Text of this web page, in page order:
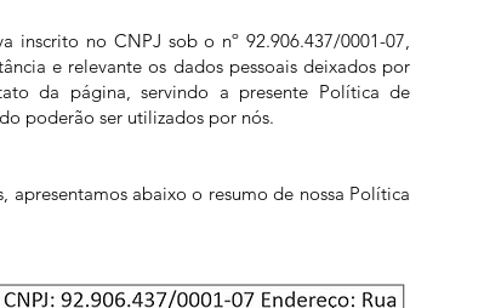
inscrito no CNPJ sob o nº 92.906.437/0001-07,
e relevante os dados pessoais deixados por
da página, servindo a presente Política de
poderão ser utilizados por nós.
abaixo o resumo de nossa Política